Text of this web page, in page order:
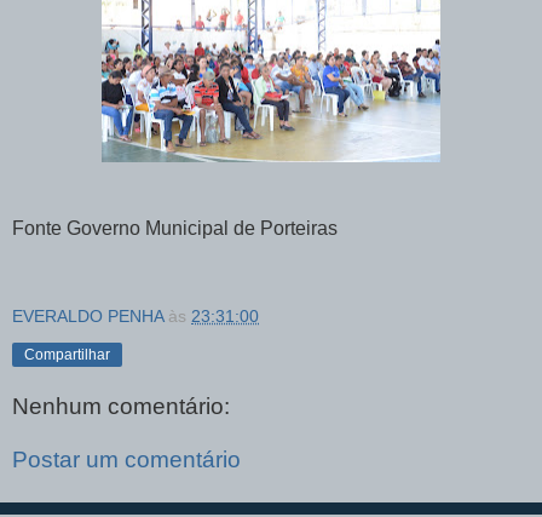
Fonte Governo Municipal de Porteiras
EVERALDO PENHA às 23:31:00
Compartilhar
Nenhum comentário:
Postar um comentário